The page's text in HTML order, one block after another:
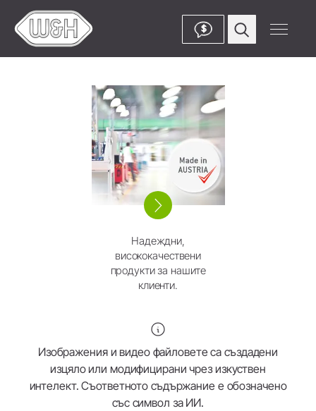
$
Надеждни,
висококачествени
продукти за нашите
клиенти.
Изображения и видео файловете са създадени
изцяло или модифицирани чрез изкуствен
интелект. Съответното съдържание е обозначено
със символ за ИИ.